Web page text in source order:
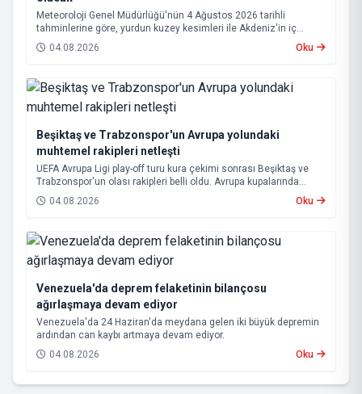
Meteoroloji Genel Müdürlüğü'nün 4 Ağustos 2026 tarihli
tahminlerine göre, yurdun kuzey kesimleri ile Akdeniz'in iç
bölgelerinde yer yer sağanak ve gök gürültülü sağanak yağış
bekleniyor.
04.08.2026 Oku
Beşiktaş ve Trabzonspor'un Avrupa yolundaki
muhtemel rakipleri netleşti
UEFA Avrupa Ligi play-off turu kura çekimi sonrası Beşiktaş ve
Trabzonspor'un olası rakipleri belli oldu. Avrupa kupalarında
yoluna devam eden Beşiktaş ve Trabzonspor, grup aşamasına
kalabilmek için kritik eşleşmelerle karşı karşıya gelecek.
04.08.2026 Oku
Venezuela'da deprem felaketinin bilançosu
ağırlaşmaya devam ediyor
Venezuela'da 24 Haziran'da meydana gelen iki büyük depremin
ardından can kaybı artmaya devam ediyor.
04.08.2026
Oku